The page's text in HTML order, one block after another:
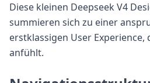
Diese kleinen Deepseek V4
summieren sich zu einer
erstklassigen User
anfühlt.